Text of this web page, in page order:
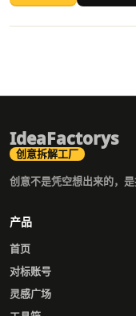
IdeaFactorys
创意拆解工厂
创意不是凭空想出来的，
产品
首页
对标账号
灵感广场